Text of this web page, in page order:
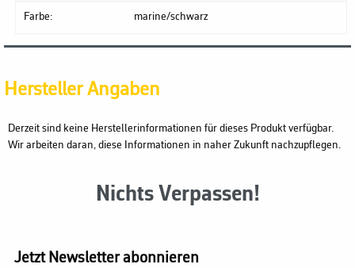
Farbe: marine/schwarz
Hersteller Angaben
Derzeit sind keine Herstellerinformationen für dieses Produkt verfügbar.
Wir arbeiten daran, diese Informationen in naher Zukunft nachzupflegen.
Nichts Verpassen!
Jetzt Newsletter abonnieren